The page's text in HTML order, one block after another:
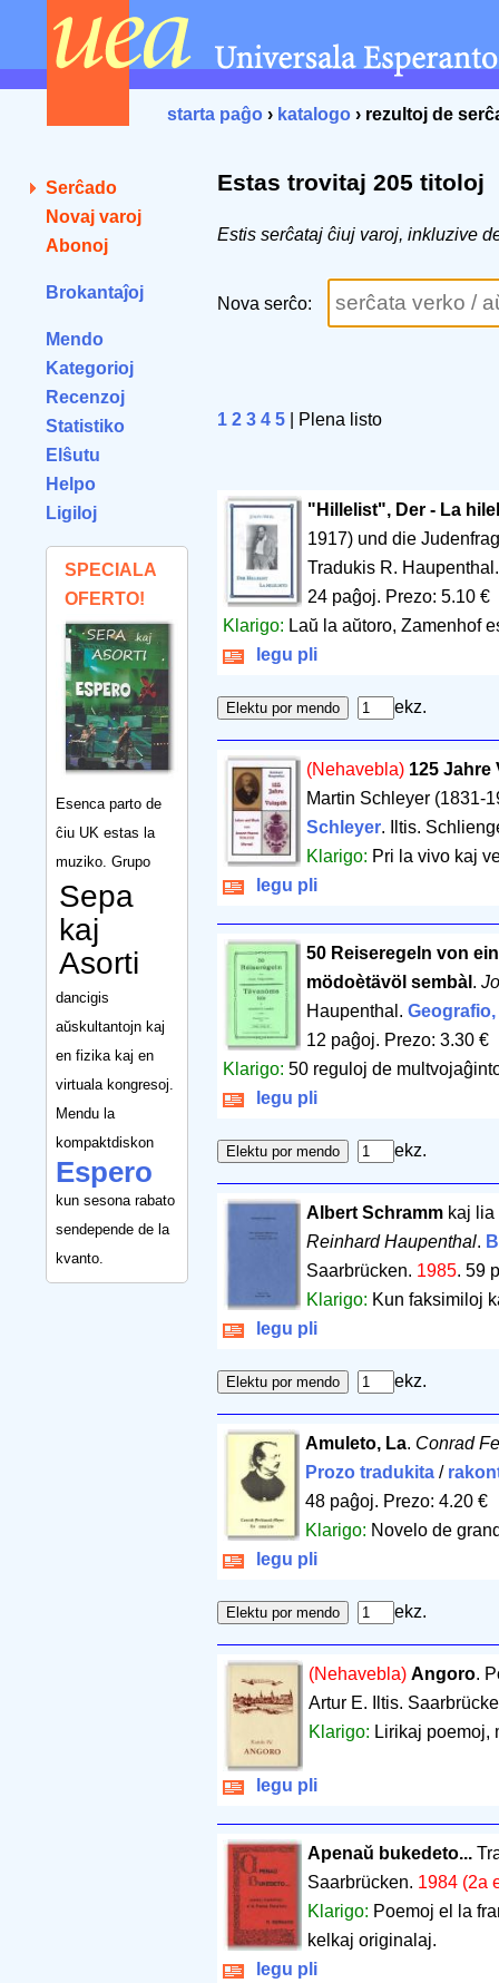
starta paĝo › katalogo › rezultoj de
Serĉado
Novaj varoj
Abonoj
Brokantaĵoj
Mendo
Kategorioj
Recenzoj
Statistiko
Elŝutu
Helpo
Ligiloj
SPECIALA
OFERTO!
Esenca parto de
ĉiu UK estas la
muziko. Grupo
Sepa
kaj
Asorti
dancigis
aŭskultantojn kaj
en fizika kaj en
virtuala kongresoj.
Mendu la
kompaktdiskon
Espero
kun sesona rabato
sendepende de la
kvanto.
Estas trovitaj 205 titoloj
Estis serĉataj ĉiuj varoj, inkluzive
Nova serĉo:
1 2 3 4 5 | Plena listo
"Hillelist", Der - La
1917) und die
Tradukis R.
24 paĝoj. Prezo: 5.10 €
Klarigo: Laŭ la aŭtoro, Zamenhof
legu pli
ekz.
(Nehavebla) 125 Jahre
Martin Schleyer (1831-
Schleyer. Iltis.
Klarigo: Pri la vivo kaj
legu pli
50 Reiseregeln von
mödoètävöl sembàl .
Haupenthal.
12 paĝoj. Prezo: 3.30 €
Klarigo: 50 reguloj de
legu pli
ekz.
Albert Schramm kaj lia
Reinhard Haupenthal.
Saarbrücken. 1985. 59
Klarigo: Kun faksimiloj
legu pli
ekz.
Amuleto, La. Conrad
Prozo tradukita /
48 paĝoj. Prezo: 4.20 €
Klarigo: Novelo de
legu pli
ekz.
(Nehavebla) Angoro.
Artur E. Iltis.
Klarigo: Lirikaj poemoj,
legu pli
Apenaŭ bukedeto...
Saarbrücken. 1984 (2a
Klarigo: Poemoj el la
kelkaj originalaj.
legu pli